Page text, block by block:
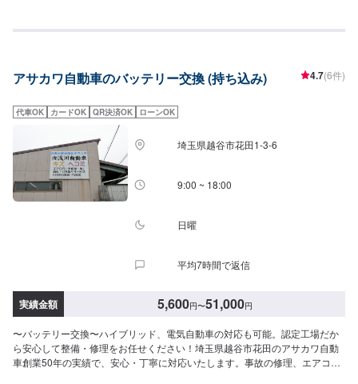
受けやすいので注意が必要です。当店では交換工賃無料です。【カーディレ
ポート。【パーツについて】パーツの持ち込み・ご購入も可能です。ご希望
載ください。【代車について】作業中は代車の貸し出しが可能です。※燃料代
はお客様負担となります【営業時間・定休日】営業時間:9:00〜20:00定休日
アサカワ自動車のバッテリー交換 (持ち込み) 4.7(6件)
代車OK カードOK QR決済OK ローンOK
埼玉県越谷市花田1-3-6
9:00 ~ 18:00
日曜
平均7時間で返信
実績金額 5,600円〜51,000円
〜バッテリー交換〜ハイブリッド、電気自動車の対応も可能。認定工場だか
ら安心して整備・修理をお任せください！埼玉県越谷市花田のアサカワ自動
車創業50年の実績で、安心・丁寧に対応いたします。事故の修理、エアコン